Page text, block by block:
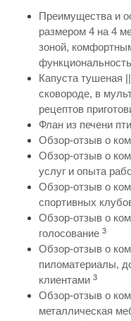
Преимущества и
размером 4 на 4
зоной,
Капуста тушеная
сковороде, в
рецептов
Флан из печени
Обзор-отзыв о
Обзор-отзыв о
услуг и опыта
Обзор-отзыв о
спортивных
Обзор-отзыв о
голосование 3
Обзор-отзыв о
пиломатериалы,
клиентами 3
Обзор-отзыв о
металлическая